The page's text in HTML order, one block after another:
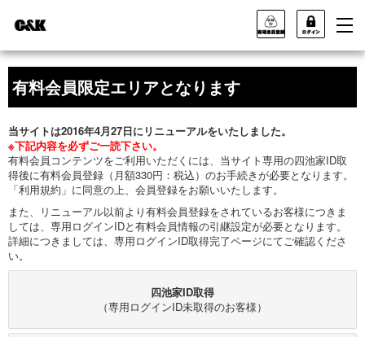
有料会員限定エリアとなります
当サイトは2016年4月27日にリニューアルをいたしました。
※下記内容を必ずご一読下さい。
有料会員コンテンツをご利用いただくには、当サイト専用の四池家ID取
得後に有料会員登録（月額330円：税込）のお手続きが必要となります。
「利用規約」に同意の上、会員登録をお願いいたします。
また、リニューアル以前より有料会員登録をされているお客様につきま
しては、専用ログインIDと有料会員情報の引継設定が必要となります。
詳細につきましては、専用ログインID取得完了ページにてご確認くださ
い。
四池家ID取得
（専用ログインID未取得のお客様）